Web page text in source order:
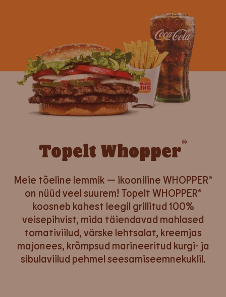
Topelt Whopper®
Meie tõeline lemmik — ikooniline WHOPPER®
on nüüd veel suurem! Topelt WHOPPER®
koosneb kahest leegil grillitud 100%
veisepihvist, mida täiendavad mahlased
tomativiilud, värske lehtsalat, kreemjas
majonees, krõmpsud marineeritud kurgi- ja
sibulaviilud pehmel seesamiseemnekuklil.